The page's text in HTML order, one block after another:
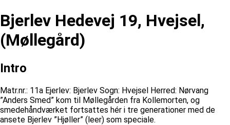
Bjerlev Hedevej 19, Hvejsel,
(Møllegård)
Intro
Matr.nr.: 11a Ejerlev: Bjerlev Sogn: Hvejsel Herred: Nørvang
”Anders Smed” kom til Møllegården fra Kollemorten, og
smedehåndværket fortsattes hér i tre generationer med de
ansete Bjerlev ”Hjøller” (leer) som speciale.